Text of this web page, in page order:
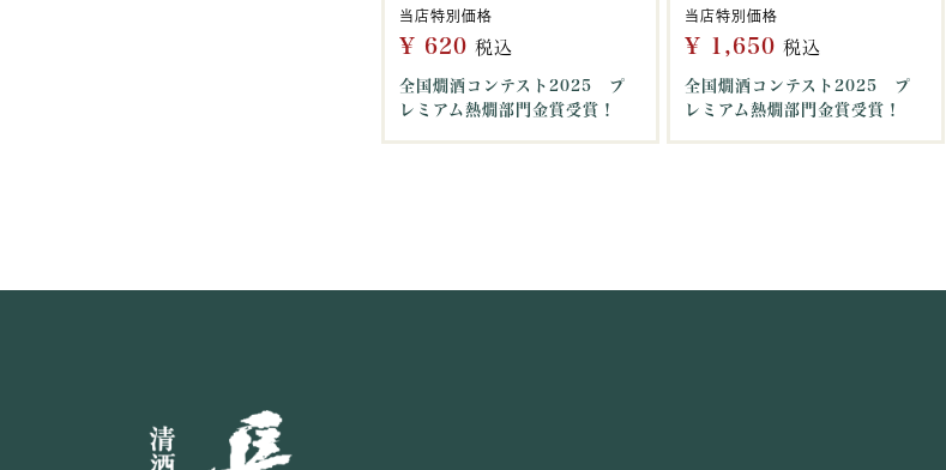
当店特別価格
¥ 620 税込
全国燗酒コンテスト2025 プ
レミアム熱燗部門金賞受賞！
当店特別価格
¥ 1,650 税込
全国燗酒コンテスト2025 プ
レミアム熱燗部門金賞受賞！